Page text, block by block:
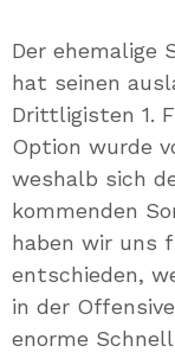
Der ehemalige
hat seinen
Drittligisten 1.
Option wurde
weshalb sich
kommenden
haben wir uns
entschieden,
in der
enorme